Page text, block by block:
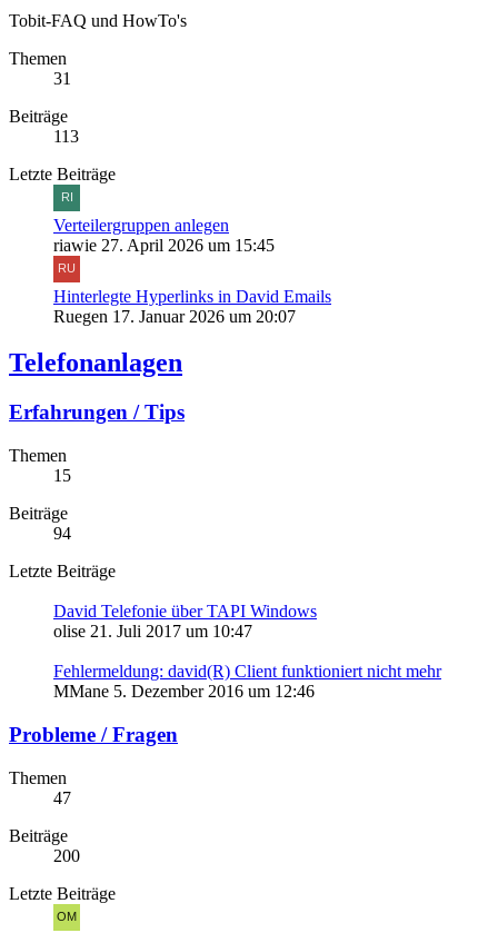
Tobit-FAQ und HowTo's
Themen
31
Beiträge
113
Letzte Beiträge
Verteilergruppen anlegen
riawie 27. April 2026 um 15:45
Hinterlegte Hyperlinks in David Emails
Ruegen 17. Januar 2026 um 20:07
Telefonanlagen
Erfahrungen / Tips
Themen
15
Beiträge
94
Letzte Beiträge
David Telefonie über TAPI Windows
olise 21. Juli 2017 um 10:47
Fehlermeldung: david(R) Client funktioniert nicht mehr
MMane 5. Dezember 2016 um 12:46
Probleme / Fragen
Themen
47
Beiträge
200
Letzte Beiträge